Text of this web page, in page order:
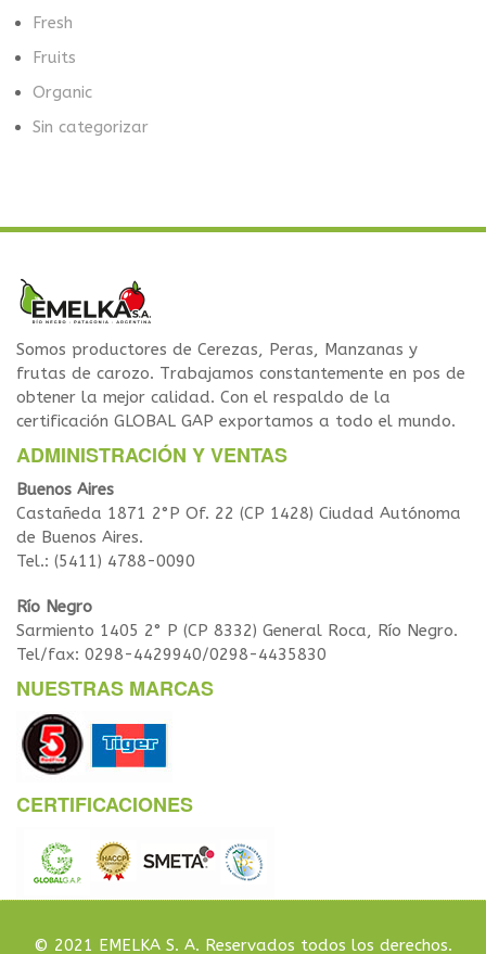
Fresh
Fruits
Organic
Sin categorizar
Somos productores de Cerezas, Peras, Manzanas y
frutas de carozo. Trabajamos constantemente en pos de
obtener la mejor calidad. Con el respaldo de la
certificación GLOBAL GAP exportamos a todo el mundo.
ADMINISTRACIÓN Y VENTAS
Buenos Aires
Castañeda 1871 2°P Of. 22 (CP 1428) Ciudad Autónoma
de Buenos Aires.
Tel.: (5411) 4788-0090
Río Negro
Sarmiento 1405 2° P (CP 8332) General Roca, Río Negro.
Tel/fax: 0298-4429940/0298-4435830
NUESTRAS MARCAS
CERTIFICACIONES
© 2021 EMELKA S. A. Reservados todos los derechos.